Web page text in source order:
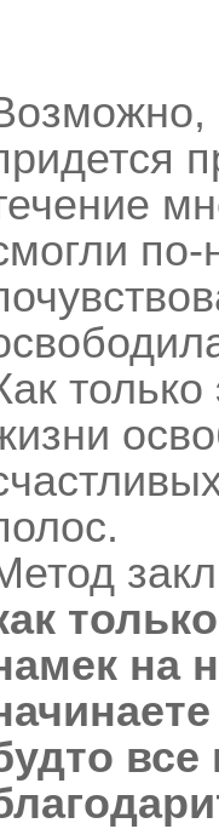
на
все